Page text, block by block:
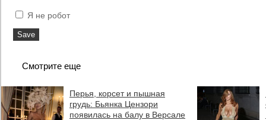
Я не робот
Смотрите еще
Перья, корсет и пышная
грудь: Бьянка Цензори
появилась на балу в Версале